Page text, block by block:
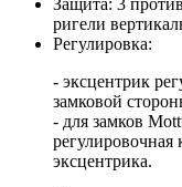
Защита: 3
ригели
Регулировка:
- эксцентрик
замковой
- для замков
регулировочная
эксцентрика.